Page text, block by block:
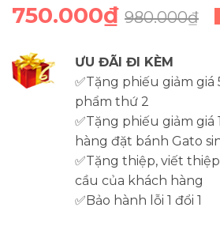
750.000₫ 980.000₫
ƯU ĐÃI ĐI KÈM
✅Tặng phiếu giảm giá
phẩm thứ 2
✅Tặng phiếu giảm giá
hàng đặt bánh Gato
✅Tặng thiệp, viết
cầu của khách hàng
✅Bảo hành lỗi 1 đổi 1